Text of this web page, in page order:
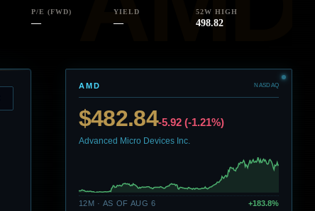
P/E (FWD)
—
YIELD
—
52W HIGH
498.82
AMD NASDAQ
$482.84-5.92 (-1.21%)
Advanced Micro Devices Inc.
12M · AS OF AUG 6 +183.8%